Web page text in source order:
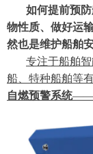
如何提前预
物性质、做好运
然也是维护船舶
专注于船舶
船、特种船舶等
自燃预警系统